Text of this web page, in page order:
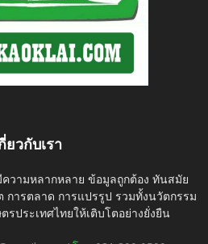
ยวกับเรา
ความหลากหลาย ข้อมูลถูกต้อง ทันสมัย
การตลาด การแปรรูป รวมทั้งนวัตกรรม
รประเทศไทยให้เติบโตอย่างยั่งยืน